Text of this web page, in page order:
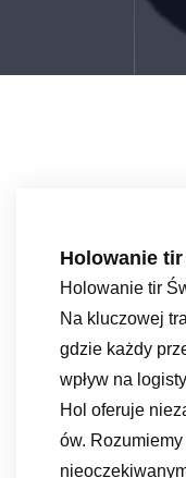
Holowanie
Holowanie tir
Na kluczowej
gdzie każdy
wpływ na
Hol oferuje
ów.